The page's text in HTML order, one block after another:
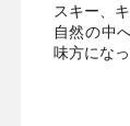
スキー、
自然の中
味方になっ